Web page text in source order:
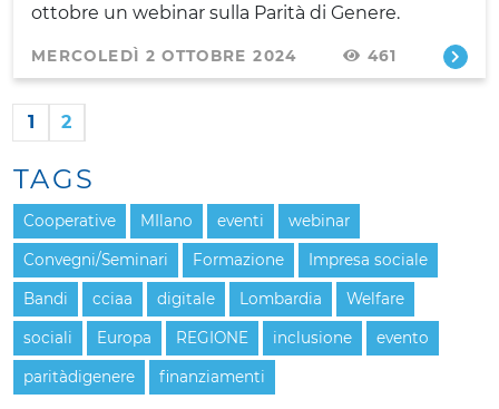
ottobre un webinar sulla Parità di Genere.
MERCOLEDÌ 2 OTTOBRE 2024 461
1 2
TAGS
Cooperative MIlano eventi webinar
Convegni/Seminari Formazione Impresa sociale
Bandi cciaa digitale Lombardia Welfare
sociali Europa REGIONE inclusione evento
paritàdigenere finanziamenti